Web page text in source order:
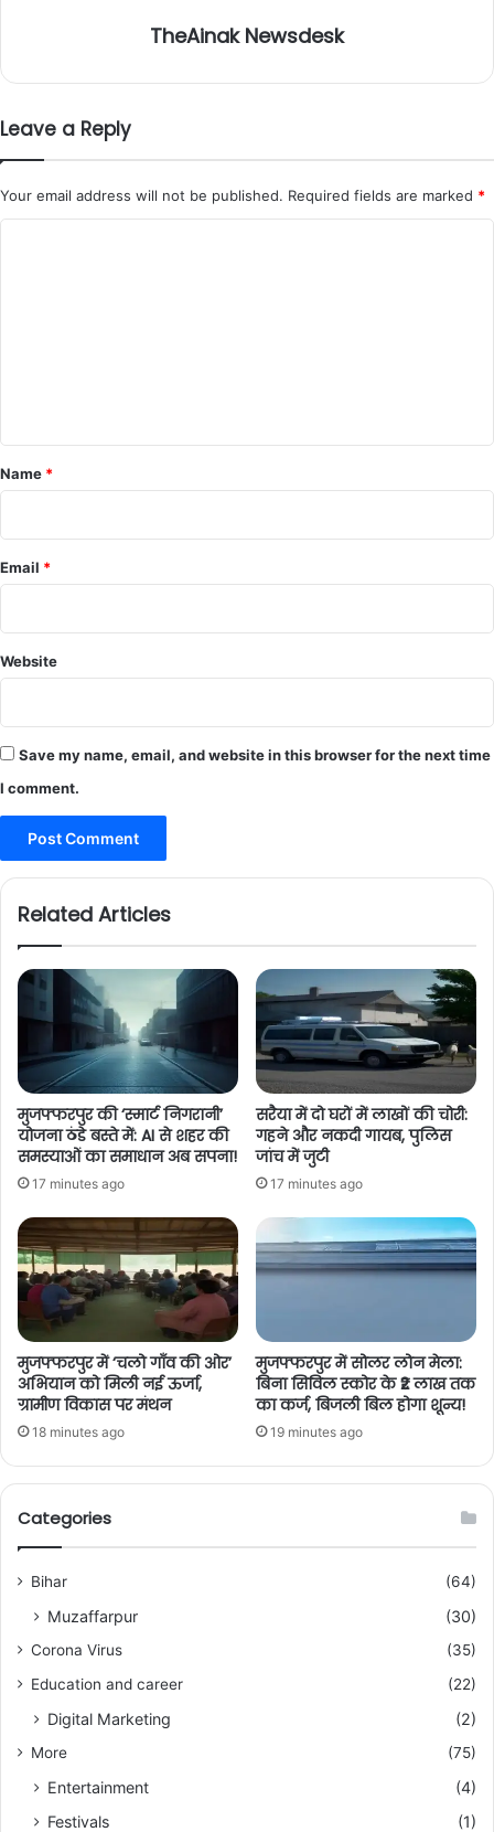
TheAinak Newsdesk
Leave a Reply
Your email address will not be published. Required fields are marked *
*
Name *
Email *
Website
Save my name, email, and website in this browser for the next time
I comment.
Related Articles
मुजफ्फरपुर की ‘स्मार्ट निगरानी’
योजना ठंडे बस्ते में: AI से शहर की
समस्याओं का समाधान अब सपना!
17 minutes ago
सरैया में दो घरों में लाखों की चोरी:
गहने और नकदी गायब, पुलिस
जांच में जुटी
17 minutes ago
मुजफ्फरपुर में ‘चलो गाँव की ओर’
अभियान को मिली नई ऊर्जा,
ग्रामीण विकास पर मंथन
18 minutes ago
मुजफ्फरपुर में सोलर लोन मेला:
बिना सिविल स्कोर के ₹2 लाख तक
का कर्ज, बिजली बिल होगा शून्य!
19 minutes ago
Categories
Bihar (64)
Muzaffarpur (30)
Corona Virus
(35)
Education and career
(22)
Digital Marketing (2)
More (75)
Entertainment
(4)
Festivals
(1)